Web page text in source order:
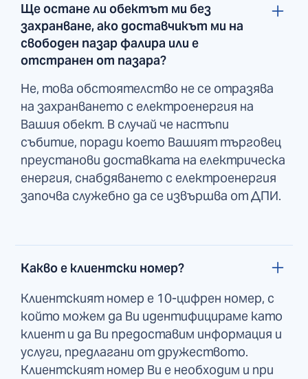
Ще остане ли обектът ми без
захранване, ако доставчикът ми на
свободен пазар фалира или е
отстранен от пазара?
Не, това обстоятелство не се отразява
на захранването с електроенергия на
Вашия обект. В случай че настъпи
събитие, поради което Вашият търговец
преустанови доставката на електрическа
енергия, снабдяването с електроенергия
започва служебно да се извършва от ДПИ.
Какво е клиентски номер?
Клиентският номер е 10-цифрен номер, с
който можем да Ви идентифицираме като
клиент и да Ви предоставим информация и
услуги, предлагани от дружеството.
Клиентският номер Ви е необходим и при